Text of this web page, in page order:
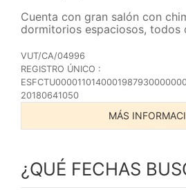
Cuenta con gran salón con
dormitorios espaciosos, todos
VUT/CA/04996
REGISTRO ÚNICO :
20180641050
MÁS
¿QUÉ FECHAS